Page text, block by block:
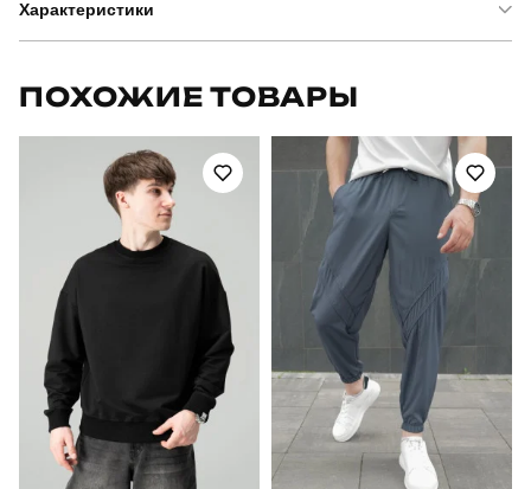
Характеристики
Призначення для повсякденного носіння
повсякденний
Сезон
Склад тканини 100% поліестер
Країна - виробник україна
ПОХОЖИЕ ТОВАРЫ